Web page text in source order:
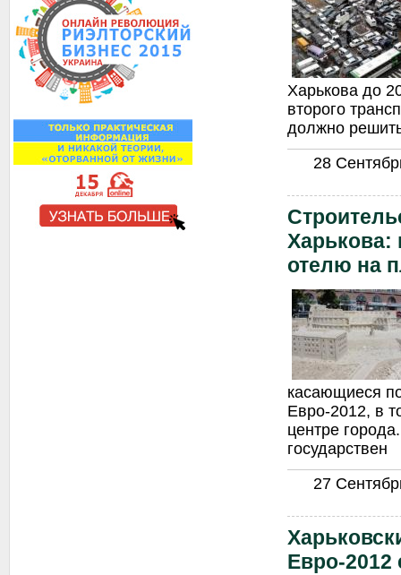
Харькова до
второго
должно
28
Харькова:
отелю на
касающиеся
Евро-2012, в
центре города.
государствен
27
Евро-2012